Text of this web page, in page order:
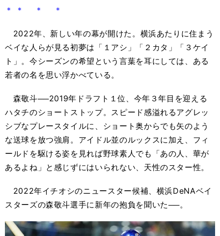
＊ ＊ ＊ ＊
2022年、新しい年の幕が開けた。横浜あたりに住まう
ベイな人らが見る初夢は「１アシ」「２カタ」「３ケイ
ト」。今シーズンの希望という言葉を耳にしては、ある
若者の名を思い浮かべている。
森敬斗──2019年ドラフト１位、今年３年目を迎える
ハタチのショートストップ。スピード感溢れるアグレッ
シブなプレースタイルに、ショート奥からでも矢のよう
な送球を放つ強肩。アイドル並のルックスに加え、フィ
ールドを駆ける姿を見れば野球素人でも「あの人、華が
あるよね」と感じずにはいられない、天性のスター性。
2022年イチオシのニュースター候補、横浜DeNAベイ
スターズの森敬斗選手に新年の抱負を聞いた──。